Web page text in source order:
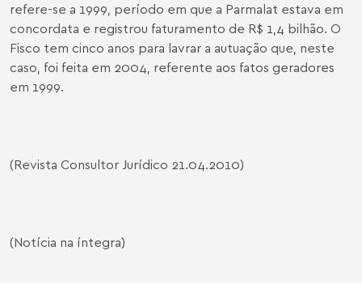
refere-se a 1999, período em que a Parmalat estava em
concordata e registrou faturamento de R$ 1,4 bilhão. O
Fisco tem cinco anos para lavrar a autuação que, neste
caso, foi feita em 2004, referente aos fatos geradores
em 1999.
(Revista Consultor Jurídico 21.04.2010)
(Notícia na íntegra)